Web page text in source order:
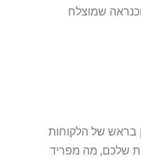
שמוצלח
בראש של הלקוחות
שלכם, מה מפריד